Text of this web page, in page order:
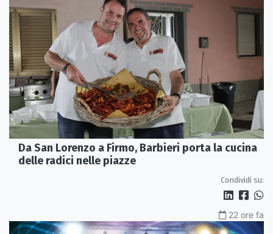
Da San Lorenzo a Firmo, Barbieri porta la cucina
delle radici nelle piazze
Condividi su:
22 ore fa